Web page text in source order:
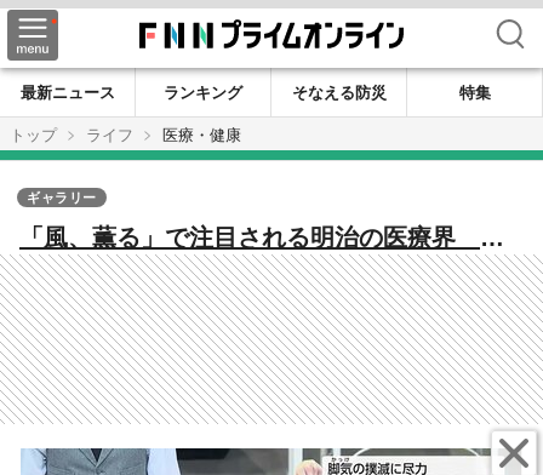
検索
最新ニュース ランキング そなえる防災
特集
トップ
ライフ 医療・健康
「風、薫る」で注目される明治の医療界
「ビタミンの父」高木兼寛の信念描く舞台が
里帰り公演 伊藤博文・大山捨松が支えた脚
気（かっけ）撲滅の軌跡とは
ギャラリー